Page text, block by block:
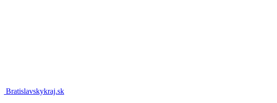
Bratislavskykraj.sk